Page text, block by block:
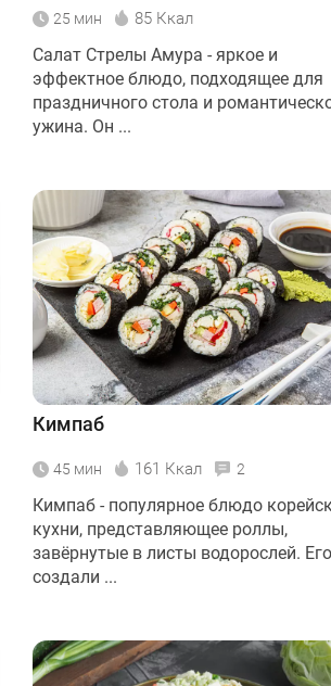
25 мин 85 Ккал
Салат Стрелы Амура - яркое и
эффектное блюдо, подходящее для
праздничного стола и
ужина. Он ...
Кимпаб
45 мин 161 Ккал 2
Кимпаб - популярное блюдо
кухни, представляющее роллы,
завёрнутые в листы водорослей. Его
создали ...